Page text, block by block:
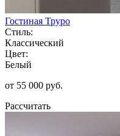
Гостиная Труро
Стиль:
Классический
Цвет:
Белый
от 55 000 руб.
Рассчитать